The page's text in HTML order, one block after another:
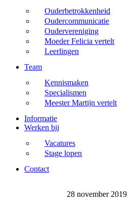
Ouderbetrokkenheid
Oudercommunicatie
Oudervereniging
Moeder Felicia vertelt
Leerlingen
Team
Kennismaken
Specialismen
Meester Martijn vertelt
Informatie
Werken bij
Vacatures
Stage lopen
Contact
28 november 2019